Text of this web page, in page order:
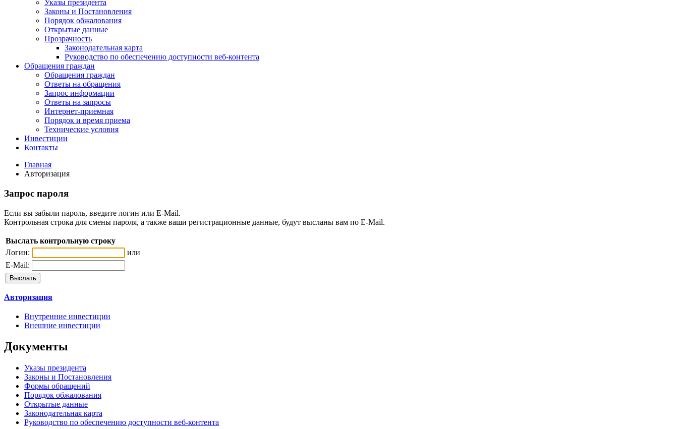
Указы президента
Законы и Постановления
Порядок обжалования
Открытые данные
Прозрачность
Законодательная карта
Руководство по обеспечению доступности веб-контента
Обращения граждан
Обращения граждан
Ответы на обращения
Запрос информации
Ответы на запросы
Интернет-приемная
Порядок и время приема
Технические условия
Инвестиции
Контакты
Главная
Авторизация
Запрос пароля
Если вы забыли пароль, введите логин или E-Mail.
Контрольная строка для смены пароля, а также ваши регистрационные данные, будут высланы вам по E-Mail.
Выслать контрольную строку
Логин:
или
E-Mail:
Авторизация
Внутренние инвестиции
Внешние инвестиции
Документы
Указы президента
Законы и Постановления
Формы обращений
Порядок обжалования
Открытые данные
Законодательная карта
Руководство по обеспечению доступности веб-контента